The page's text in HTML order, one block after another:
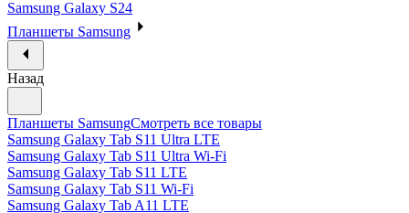
Samsung Galaxy S24
Планшеты Samsung
Назад
Планшеты SamsungСмотреть все товары
Samsung Galaxy Tab S11 Ultra LTE
Samsung Galaxy Tab S11 Ultra Wi-Fi
Samsung Galaxy Tab S11 LTE
Samsung Galaxy Tab S11 Wi-Fi
Samsung Galaxy Tab A11 LTE